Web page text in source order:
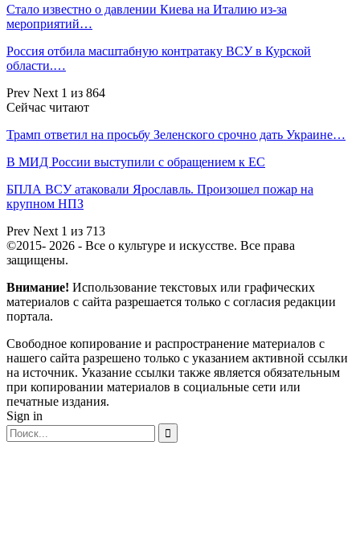
Стало известно о давлении Киева на Италию из-за
мероприятий…
Россия отбила масштабную контратаку ВСУ в Курской
области.…
Prev Next 1 из 864
Сейчас читают
Трамп ответил на просьбу Зеленского срочно дать Украине…
В МИД России выступили с обращением к ЕС
БПЛА ВСУ атаковали Ярославль. Произошел пожар на
крупном НПЗ
Prev Next 1 из 713
©2015- 2026 - Все о культуре и искусстве. Все права
защищены.
Внимание! Использование текстовых или графических
материалов с сайта разрешается только c согласия редакции
портала.
Свободное копирование и распространение материалов с
нашего сайта разрешено только с указанием активной ссылки
на источник. Указание ссылки также является обязательным
при копировании материалов в социальные сети или
печатные издания.
Sign in